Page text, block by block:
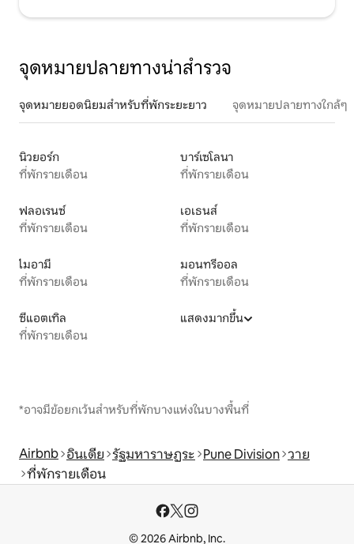
จุดหมายปลายทางน่าสำรวจ
จุดหมายยอดนิยมสำหรับที่พักระยะยาว จุดหมายปลายทางใกล้ๆ
นิวยอร์ก
ที่พักรายเดือน
บาร์เซโลนา
ที่พักรายเดือน
ฟลอเรนซ์
ที่พักรายเดือน
เอเธนส์
ที่พักรายเดือน
ไมอามี
ที่พักรายเดือน
มอนทรีออล
ที่พักรายเดือน
ซีแอตเทิล
ที่พักรายเดือน
แสดงมากขึ้น
*อาจมีข้อยกเว้นสำหรับที่พักบางแห่งในบางพื้นที่
Airbnb อินเดีย รัฐมหาราษฏระ Pune Division วาย
ที่พักรายเดือน
© 2026 Airbnb, Inc.